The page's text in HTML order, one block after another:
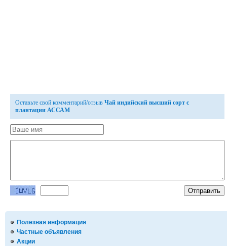
Полезная информация
Частные объявления
Акции
Оставьте свой комментарий/отзыв Чай индийский высший сорт с
плантации АССАМ